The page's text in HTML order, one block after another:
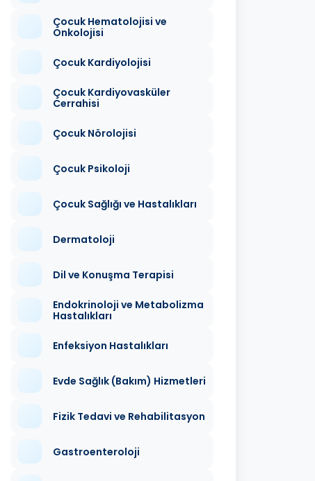
Çocuk Hematolojisi ve
Onkolojisi
Çocuk Kardiyolojisi
Çocuk Kardiyovasküler
Cerrahisi
Çocuk Nörolojisi
Çocuk Psikoloji
Çocuk Sağlığı ve Hastalıkları
Dermatoloji
Dil ve Konuşma Terapisi
Endokrinoloji ve Metabolizma
Hastalıkları
Enfeksiyon Hastalıkları
Evde Sağlık (Bakım) Hizmetleri
Fizik Tedavi ve Rehabilitasyon
Gastroenteroloji